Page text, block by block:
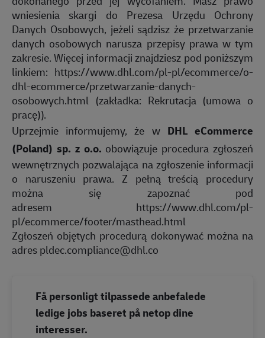
wniesienia skargi do Prezesa Urzędu Ochrony
Danych Osobowych, jeżeli sądzisz że przetwarzanie
danych osobowych narusza przepisy prawa w tym
zakresie. Więcej informacji znajdziesz pod poniższym
linkiem: https://www.dhl.com/pl-pl/ecommerce/o-
dhl-ecommerce/przetwarzanie-danych-
osobowych.html (zakładka: Rekrutacja (umowa o
pracę)).
Uprzejmie informujemy, że w DHL eCommerce
(Poland) sp. z o.o. obowiązuje procedura zgłoszeń
wewnętrznych pozwalająca na zgłoszenie informacji
o naruszeniu prawa. Z pełną treścią procedury
można się zapoznać pod
adresem https://www.dhl.com/pl-
pl/ecommerce/footer/masthead.html
Zgłoszeń objętych procedurą dokonywać można na
adrespldec.compliance@dhl.co
Få personligt tilpassede anbefalede
ledige jobs baseret på netop dine
interesser.